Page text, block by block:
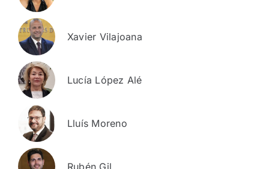
Xavier Vilajoana
Lucía López Alé
Lluís Moreno
Rubén Gil